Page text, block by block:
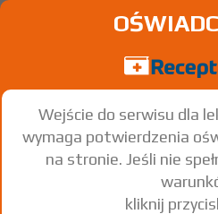
Wejście do serwisu dla
wymaga potwierdzenia
na stronie. Jeśli nie
kliknij